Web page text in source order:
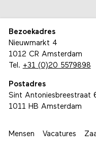
Bezoekadres
Nieuwmarkt 4
1012 CR Amsterdam
Tel. +31 (0)20 5579898
Postadres
Sint Antoniesbreestraat
1011 HB Amsterdam
Mensen Vacatures